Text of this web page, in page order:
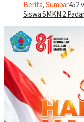
Berita, Sumbar452
Siswa SMKN 2